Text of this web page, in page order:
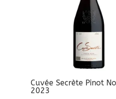
Cuvée Secrète Pinot
2023